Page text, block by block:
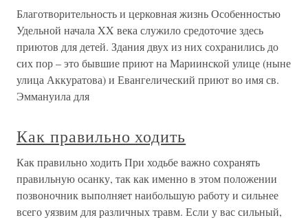
Благотворительность и церковная жизнь Особенностью
Удельной начала XX века служило средоточие здесь
приютов для детей. Здания двух из них сохранились до
сих пор – это бывшие приют на Мариинской улице (ныне
улица Аккуратова) и Евангелический приют во имя св.
Эммануила для
Как правильно ходить
Как правильно ходить При ходьбе важно сохранять
правильную осанку, так как именно в этом положении
позвоночник выполняет наибольшую работу и сильнее
всего уязвим для различных травм. Если у вас сильный,